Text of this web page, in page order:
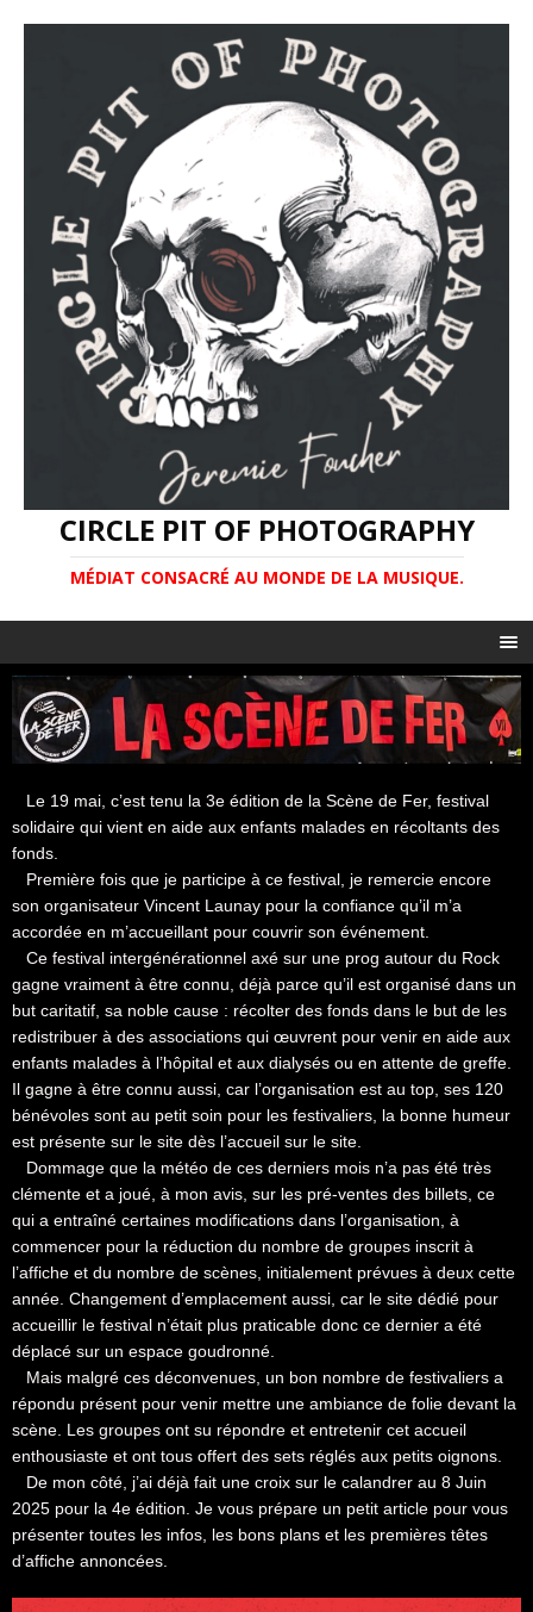
CIRCLE PIT OF PHOTOGRAPHY
MÉDIAT CONSACRÉ AU MONDE DE LA MUSIQUE.
Le 19 mai, c’est tenu la 3e édition de la Scène de Fer, festival
solidaire qui vient en aide aux enfants malades en récoltants des
fonds.
Première fois que je participe à ce festival, je remercie encore
son organisateur Vincent Launay pour la confiance qu’il m’a
accordée en m’accueillant pour couvrir son événement.
Ce festival intergénérationnel axé sur une prog autour du Rock
gagne vraiment à être connu, déjà parce qu’il est organisé dans un
but caritatif, sa noble cause : récolter des fonds dans le but de les
redistribuer à des associations qui œuvrent pour venir en aide aux
enfants malades à l’hôpital et aux dialysés ou en attente de greffe.
Il gagne à être connu aussi, car l’organisation est au top, ses 120
bénévoles sont au petit soin pour les festivaliers, la bonne humeur
est présente sur le site dès l’accueil sur le site.
Dommage que la météo de ces derniers mois n’a pas été très
clémente et a joué, à mon avis, sur les pré-ventes des billets, ce
qui a entraîné certaines modifications dans l’organisation, à
commencer pour la réduction du nombre de groupes inscrit à
l’affiche et du nombre de scènes, initialement prévues à deux cette
année. Changement d’emplacement aussi, car le site dédié pour
accueillir le festival n’était plus praticable donc ce dernier a été
déplacé sur un espace goudronné.
Mais malgré ces déconvenues, un bon nombre de festivaliers a
répondu présent pour venir mettre une ambiance de folie devant la
scène. Les groupes ont su répondre et entretenir cet accueil
enthousiaste et ont tous offert des sets réglés aux petits oignons.
De mon côté, j’ai déjà fait une croix sur le calandrer au 8 Juin
2025 pour la 4e édition. Je vous prépare un petit article pour vous
présenter toutes les infos, les bons plans et les premières têtes
d’affiche annoncées.